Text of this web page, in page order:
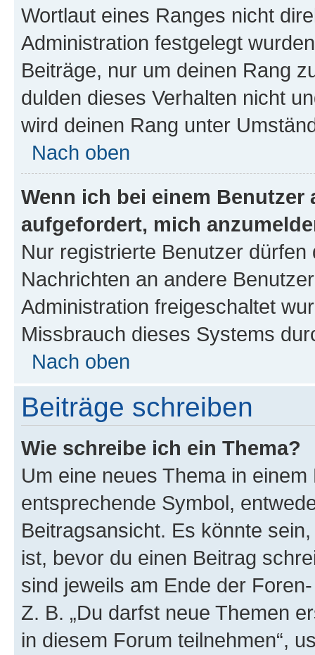
Wortlaut eines Ranges nicht
Administration festgelegt
Beiträge, nur um deinen Rang
dulden dieses Verhalten nicht
wird deinen Rang unter
Nach oben
Wenn ich bei einem
aufgefordert, mich
Nur registrierte Benutzer
Nachrichten an andere
Administration freigeschaltet
Missbrauch dieses Systems
Nach oben
Beiträge schreiben
Wie schreibe ich ein Thema?
Um eine neues Thema in
entsprechende Symbol,
Beitragsansicht. Es könnte
ist, bevor du einen Beitrag
sind jeweils am Ende der
Z. B. „Du darfst neue Themen
in diesem Forum teilnehmen“,